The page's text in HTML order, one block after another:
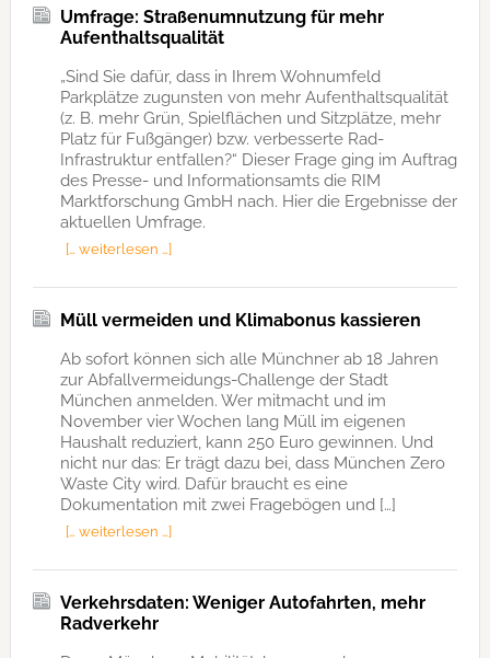
Umfrage: Straßenumnutzung für mehr
Aufenthaltsqualität
„Sind Sie dafür, dass in Ihrem Wohnumfeld
Parkplätze zugunsten von mehr Aufenthaltsqualität
(z. B. mehr Grün, Spielflächen und Sitzplätze, mehr
Platz für Fußgänger) bzw. verbesserte Rad-
Infrastruktur entfallen?“ Dieser Frage ging im Auftrag
des Presse- und Informationsamts die RIM
Marktforschung GmbH nach. Hier die Ergebnisse der
aktuellen Umfrage.
[… weiterlesen …]
Müll vermeiden und Klimabonus kassieren
Ab sofort können sich alle Münchner ab 18 Jahren
zur Abfallvermeidungs-Challenge der Stadt
München anmelden. Wer mitmacht und im
November vier Wochen lang Müll im eigenen
Haushalt reduziert, kann 250 Euro gewinnen. Und
nicht nur das: Er trägt dazu bei, dass München Zero
Waste City wird. Dafür braucht es eine
Dokumentation mit zwei Fragebögen und […]
[… weiterlesen …]
Verkehrsdaten: Weniger Autofahrten, mehr
Radverkehr